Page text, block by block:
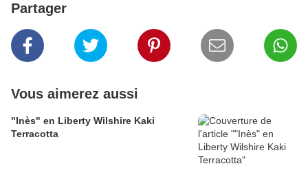
Partager
Vous aimerez aussi
"Inès" en Liberty Wilshire Kaki
Terracotta